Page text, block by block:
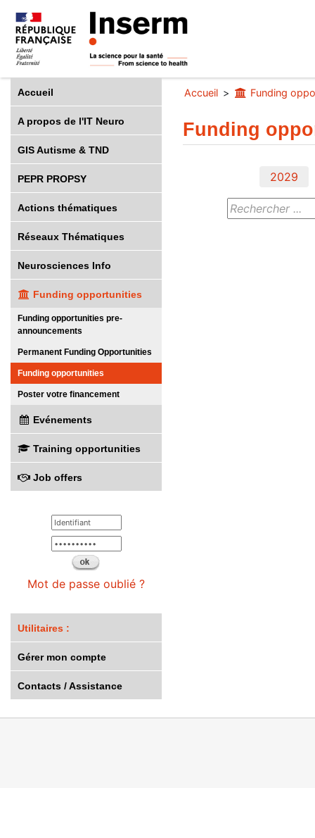
Accueil
A propos de l'IT Neuro
GIS Autisme & TND
PEPR PROPSY
Actions thématiques
Réseaux Thématiques
Neurosciences Info
Funding opportunities
Funding opportunities pre-
announcements
Permanent Funding Opportunities
Funding opportunities
Poster votre financement
Evénements
Training opportunities
Job offers
Mot de passe oublié ?
Utilitaires :
Gérer mon compte
Contacts / Assistance
Accueil Funding
Funding
2029